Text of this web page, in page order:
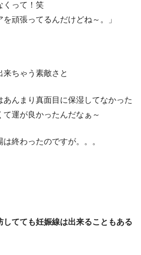
くって！笑
頑張ってるんだけどね～。」
来ちゃう素敵さと
んまり真面目に保湿してなかった
運が良かったんだなぁ～
終わったのですが。。。
してても妊娠線は出来ることもある